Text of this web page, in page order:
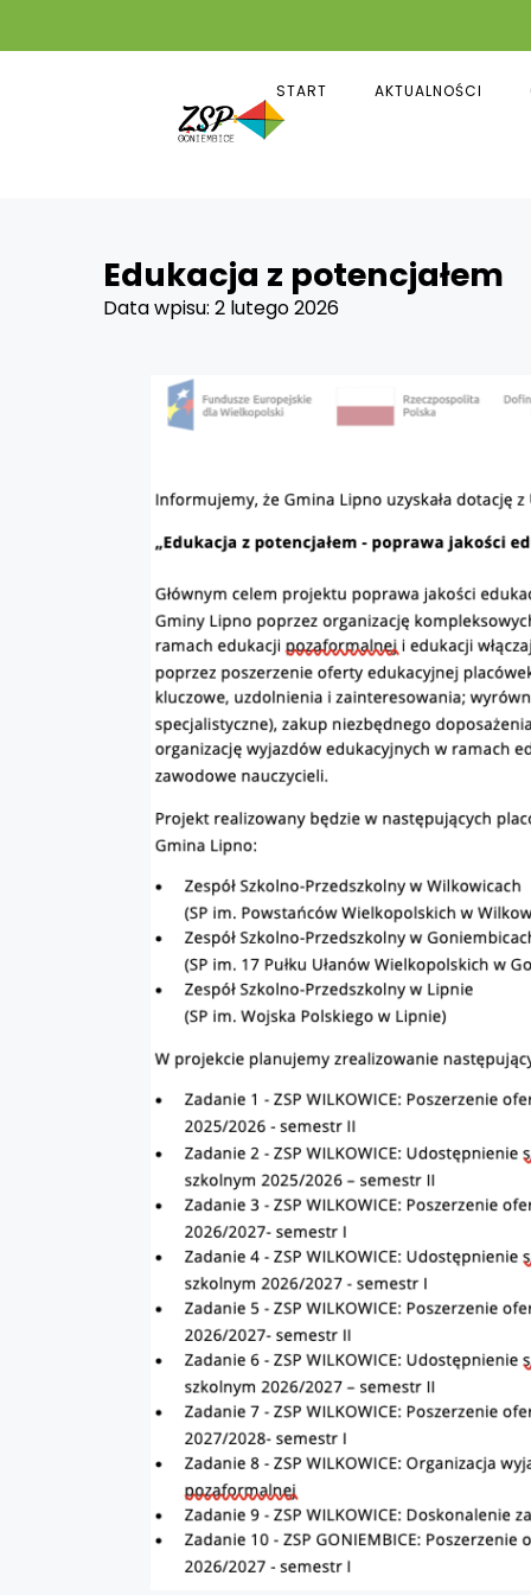
START AKTUALNOŚCI
Edukacja z potencjałem
Data wpisu:2 lutego 2026